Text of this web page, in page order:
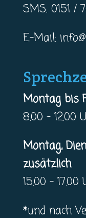
SMS: 0151 /
E-Mail:
Montag bis
8.00 – 12.00
Montag,
zusätzlich
15.00 – 17.00
*und nach